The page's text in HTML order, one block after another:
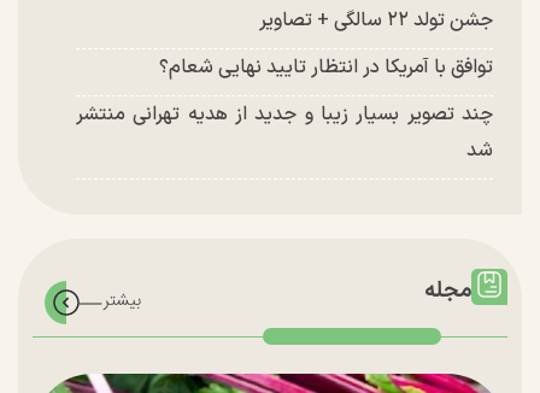
جشن تولد ۲۲ سالگی + تصاویر
توافق با آمریکا در انتظار تایید نهایی شعام؟
چند تصویر بسیار زیبا و جدید از هدیه تهرانی منتشر
شد
مجله